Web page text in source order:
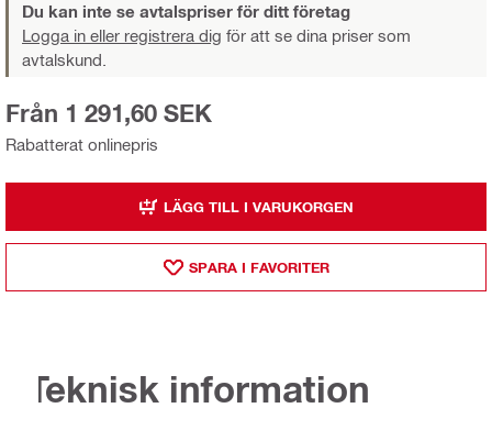
Du kan inte se avtalspriser för ditt företag
Logga in eller registrera dig för att se dina priser som
avtalskund.
Rabatterat onlinepris
Från 1 291,60 SEK
LÄGG TILL I VARUKORGEN
SPARA I FAVORITER
Teknisk information